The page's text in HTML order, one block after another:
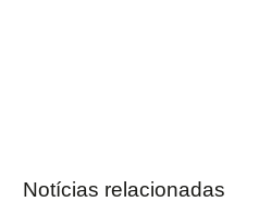
Notícias relacionadas